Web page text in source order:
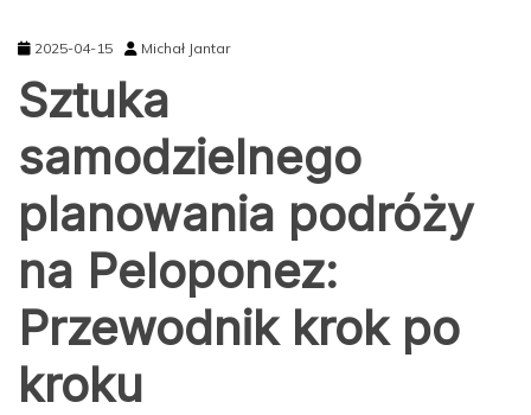
2025-04-15 Michał Jantar
Sztuka
samodzielnego
planowania podróży
na Peloponez:
Przewodnik krok po
kroku